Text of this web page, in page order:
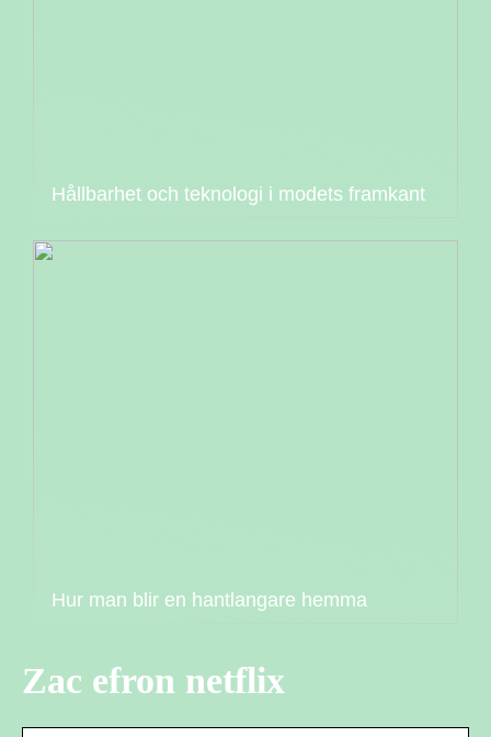
Hållbarhet och teknologi i modets framkant
Hur man blir en hantlangare hemma
Zac efron netflix